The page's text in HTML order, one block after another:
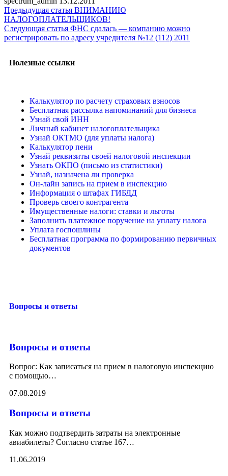
Предыдущая статья ВНИМАНИЮ
НАЛОГОПЛАТЕЛЬЩИКОВ!
Следующая статья ФНС сдалась — компанию можно
регистрировать по адресу учредителя №12 (112) 2011
Полезные ссылки
Калькулятор по расчету страховых взносов
Бесплатная рассылка напоминаний для бизнеса
Узнай свой ИНН
Личный кабинет налогоплательщика
Узнай ОКТМО (для уплаты налога)
Калькулятор пени
Узнай реквизиты своей налоговой инспекции
Узнать ОКПО (письмо из статистики)
Узнай, назначена ли проверка
Он-лайн запись на прием в инспекцию
Информация о штафах ГИБДД
Проверь своего контрагента
Имущественные налоги: ставки и льготы
Заполнить платежное поручение на уплату налога
Уплата госпошлины
Бесплатная программа по формированию первичных
документов
Вопросы и ответы
Вопросы и ответы
Вопрос: Как записаться на прием в налоговую инспекцию
с помощью…
07.08.2019
Вопросы и ответы
Как можно подтвердить затраты на электронные
авиабилеты? Согласно статье 167…
11.06.2019